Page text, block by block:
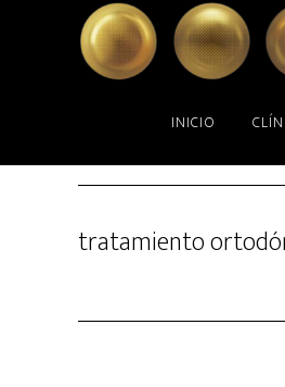
INICIO
tratamiento